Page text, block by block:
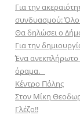
Για την
συνδυασμού:
Θα δηλώσει ο
Για την
Ένα ανεκπλήρωτο
όραμα.
Κέντρο Πόλης
Στον Μίκη
Γλέζο!!